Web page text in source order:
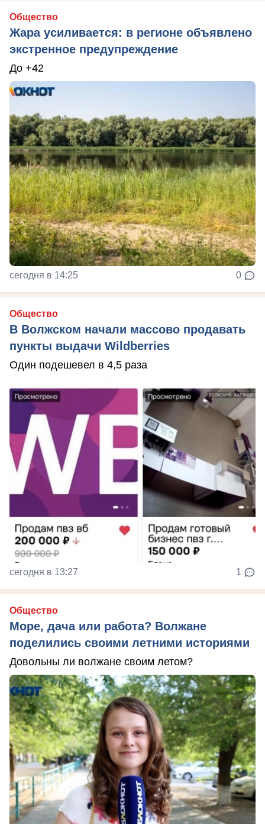
Общество
Жара усиливается: в регионе объявлено
экстренное предупреждение
До +42
сегодня в 14:25 0
Общество
В Волжском начали массово продавать
пункты выдачи Wildberries
Один подешевел в 4,5 раза
сегодня в 13:27 1
Общество
Море, дача или работа? Волжане
поделились своими летними историями
Довольны ли волжане своим летом?